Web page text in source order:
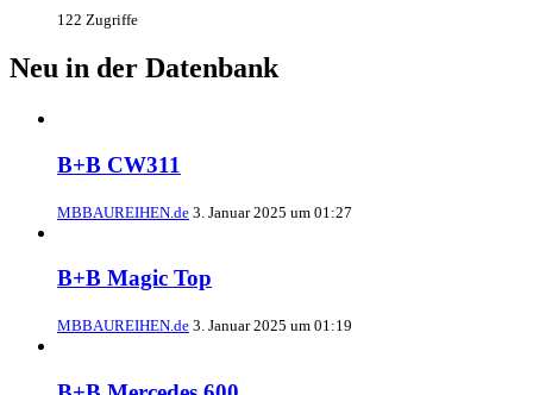
122 Zugriffe
Neu in der Datenbank
B+B CW311
MBBAUREIHEN.de 3. Januar 2025 um 01:27
B+B Magic Top
MBBAUREIHEN.de 3. Januar 2025 um 01:19